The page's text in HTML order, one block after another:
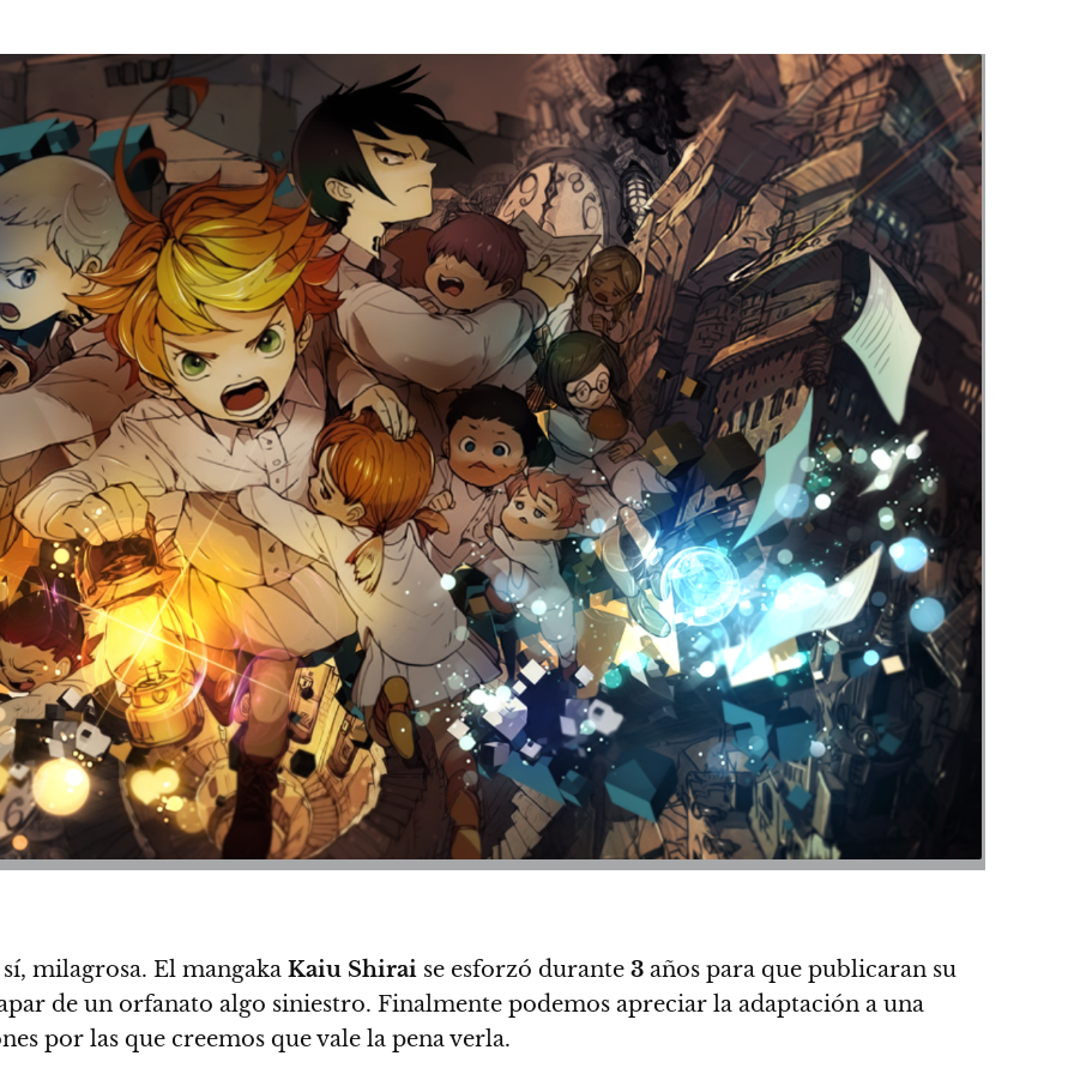
milagrosa. El mangaka Kaiu Shirai se esforzó durante 3 años para que publicaran su
de un orfanato algo siniestro. Finalmente podemos apreciar la adaptación a una
por las que creemos que vale la pena verla.